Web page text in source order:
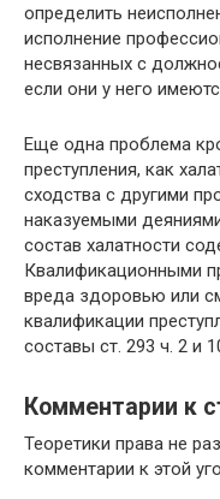
определить
исполнение
несвязанных с
если они у него
Еще одна проблема
преступления, как
сходства с другими
наказуемыми
состав халатности
Квалификационными
вреда здоровью или
квалификации
составы ст. 293 ч. 2 и
Комментарии к
Теоретики права не
комментарии к этой